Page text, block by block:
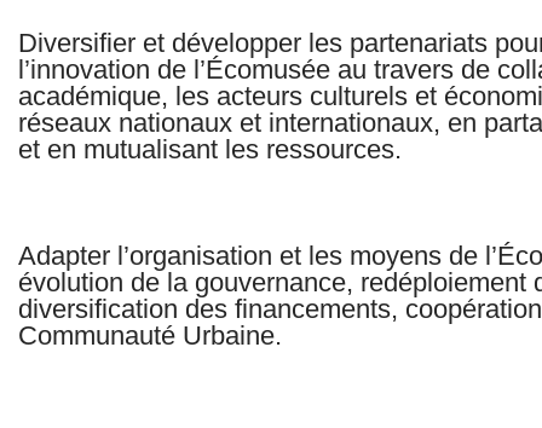
Diversifier et développer les partenariats
l’innovation de l’Écomusée au travers de
académique, les acteurs culturels et
réseaux nationaux et internationaux, en
et en mutualisant les ressources.
Adapter l’organisation et les moyens de
évolution de la gouvernance, redéploiement
diversification des financements,
Communauté Urbaine.